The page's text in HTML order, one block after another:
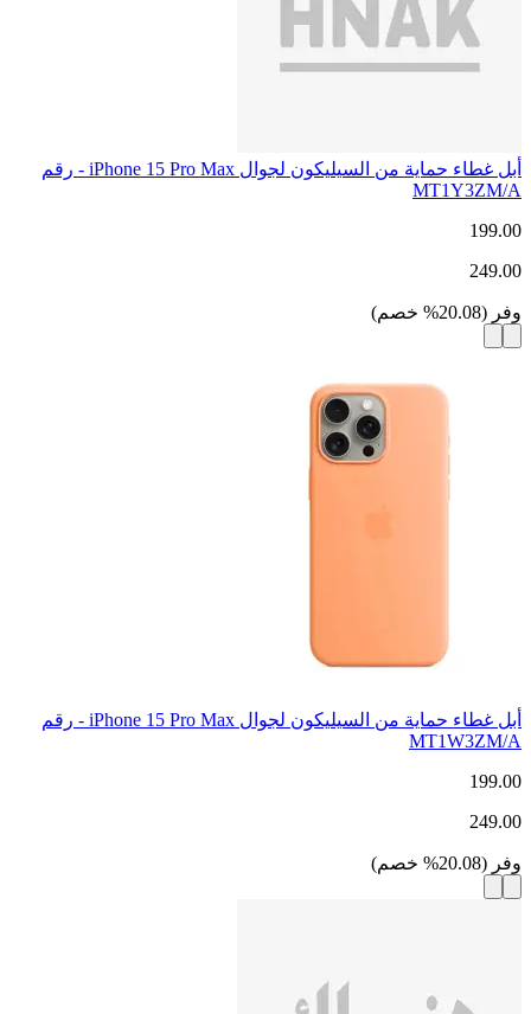
أبل غطاء حماية من السيليكون لجوال iPhone 15 Pro Max - رقم
MT1Y3ZM/A
199.00
249.00
وفر (
20.08
% خصم)
أبل غطاء حماية من السيليكون لجوال iPhone 15 Pro Max - رقم
MT1W3ZM/A
199.00
249.00
وفر (
20.08
% خصم)